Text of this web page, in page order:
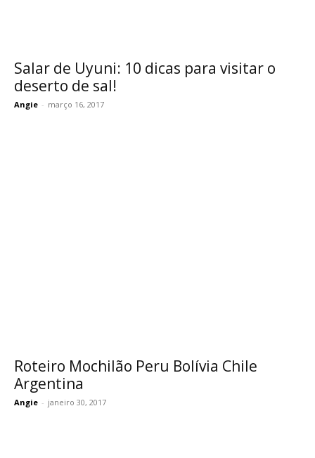
Salar de Uyuni: 10 dicas para visitar o
deserto de sal!
Angie - março 16, 2017
Roteiro Mochilão Peru Bolívia Chile
Argentina
Angie - janeiro 30, 2017